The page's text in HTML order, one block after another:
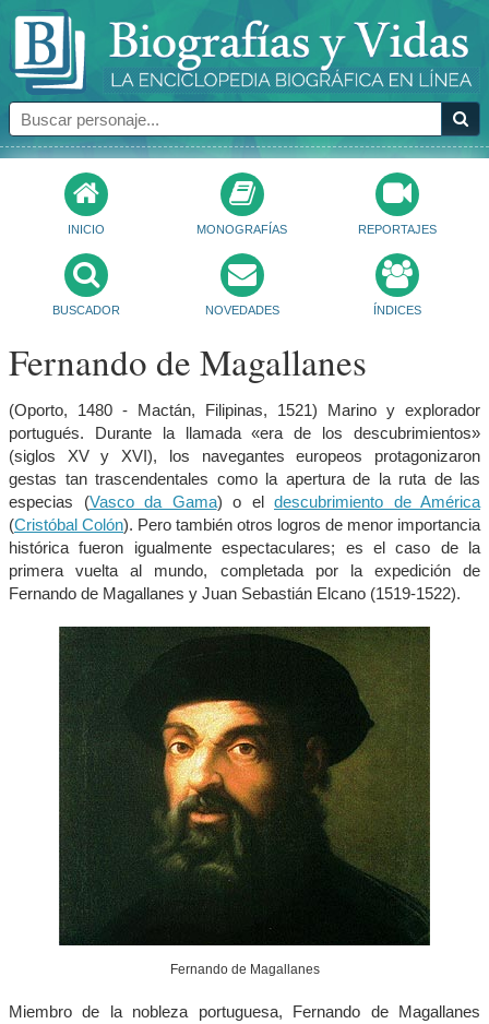
INICIO MONOGRAFÍAS REPORTAJES
BUSCADOR NOVEDADES ÍNDICES
Fernando de Magallanes
(Oporto, 1480 - Mactán, Filipinas, 1521) Marino y explorador
portugués. Durante la llamada «era de los descubrimientos»
(siglos XV y XVI), los navegantes europeos protagonizaron
gestas tan trascendentales como la apertura de la ruta de las
especias (Vasco da Gama) o el descubrimiento de América
(Cristóbal Colón). Pero también otros logros de menor importancia
histórica fueron igualmente espectaculares; es el caso de la
primera vuelta al mundo, completada por la expedición de
Fernando de Magallanes y Juan Sebastián Elcano (1519-1522).
Fernando de Magallanes
Miembro de la nobleza portuguesa, Fernando de Magallanes